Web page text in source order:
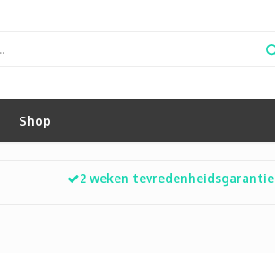
Shop
2 weken tevredenheidsgarantie